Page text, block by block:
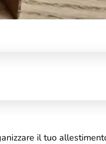
il tuo